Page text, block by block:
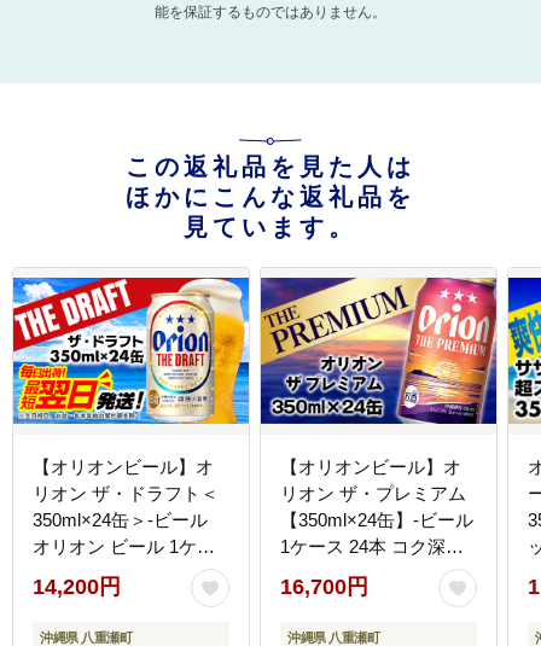
能を保証するものではありません。
この返礼品を見た人は
ほかにこんな返礼品を
見ています。
【オリオンビール】オ
リオン ザ・ドラフト＜
350ml×24缶＞-ビール
オリオン ビール 1ケー
ス 350ml 24本 すっきり
飲みやすい こだわり 改
良 リニューアル おすす
14,200円
沖縄県 八重瀬町
【オリオンビール】オ
リオン ザ・プレミアム
【350ml×24缶】-ビール
1ケース 24本 コク深い
スムース 沖縄のプレミ
アム 華やか フルーティ
ー 香り 新しい味わい お
16,700円
沖縄県 八重瀬町